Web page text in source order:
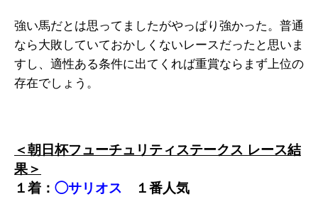
強い馬だとは思ってましたがやっぱり強かった。普通
なら大敗していておかしくないレースだったと思いま
すし、適性ある条件に出てくれば重賞ならまず上位の
存在でしょう。
＜朝日杯フューチュリティステークス レース結
果＞
１着： ◯サリオス １番人気